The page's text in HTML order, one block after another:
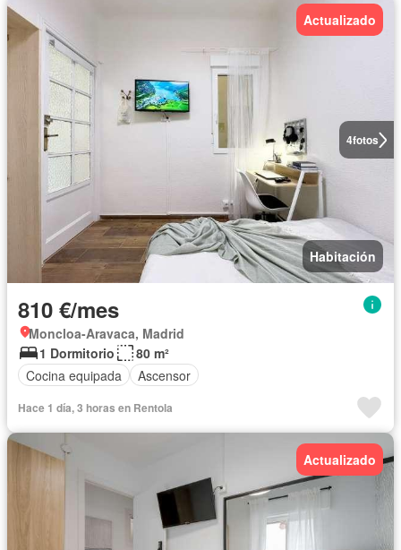
4fotos
Actualizado
Habitación
810 €/mes
Moncloa-Aravaca, Madrid
1 Dormitorio
80 m²
Cocina equipada
Ascensor
Hace 1 día, 3 horas en Rentola
Actualizado